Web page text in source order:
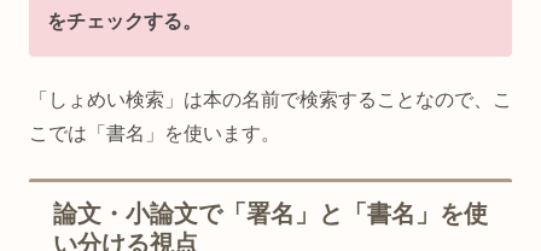
をチェックする。
「しょめい検索」は本の名前で検索することなので、こ
こでは「書名」を使います。
論文・小論文で「署名」と「書名」を使
い分ける視点